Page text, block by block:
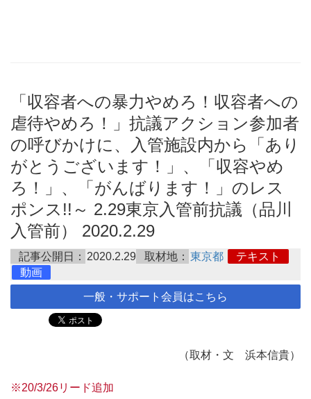
「収容者への暴力やめろ！収容者への
虐待やめろ！」抗議アクション参加者
の呼びかけに、入管施設内から「あり
がとうございます！」、「収容やめ
ろ！」、「がんばります！」のレス
ポンス!!～ 2.29東京入管前抗議（品川
入管前） 2020.2.29
記事公開日： 2020.2.29 取材地： 東京都
テキスト
動画
一般・サポート会員はこちら
（取材・文 浜本信貴）
※20/3/26リード追加